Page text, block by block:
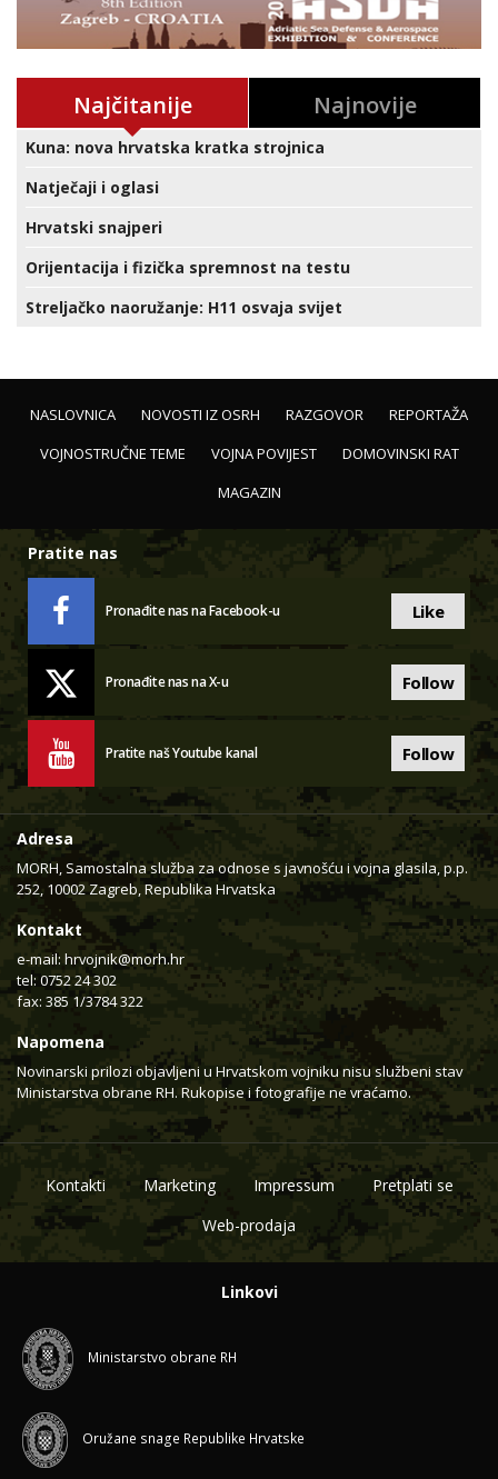
Najčitanije Najnovije
Kuna: nova hrvatska kratka strojnica
Natječaji i oglasi
Hrvatski snajperi
Orijentacija i fizička spremnost na testu
Streljačko naoružanje: H11 osvaja svijet
NASLOVNICA NOVOSTI IZ OSRH RAZGOVOR
REPORTAŽA
VOJNOSTRUČNE TEME
VOJNA POVIJEST
DOMOVINSKI RAT
MAGAZIN
Pratite nas
Pronađite nas na Facebook-u Like
Pronađite nas na X-u Follow
Pratite naš Youtube kanal Follow
Adresa
MORH, Samostalna služba za odnose s javnošću i vojna glasila, p.p.
252, 10002 Zagreb, Republika Hrvatska
Kontakt
e-mail: hrvojnik@morh.hr
tel: 0752 24 302
fax: 385 1/3784 322
Napomena
Novinarski prilozi objavljeni u Hrvatskom vojniku nisu službeni stav
Ministarstva obrane RH. Rukopise i fotografije ne vraćamo.
Kontakti Marketing Impressum
Pretplati se
Web-prodaja
Linkovi
Ministarstvo obrane RH
Oružane snage Republike Hrvatske